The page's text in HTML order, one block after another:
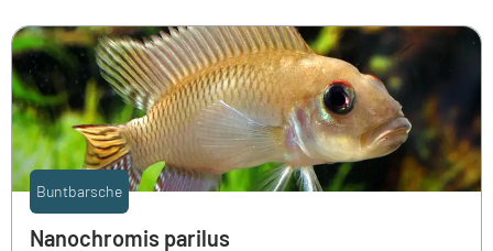
Buntbarsche
Nanochromis parilus